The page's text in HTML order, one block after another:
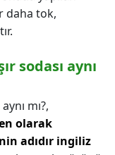
daha tok,
sodası aynı
mı?,
olarak
adıdır ingiliz